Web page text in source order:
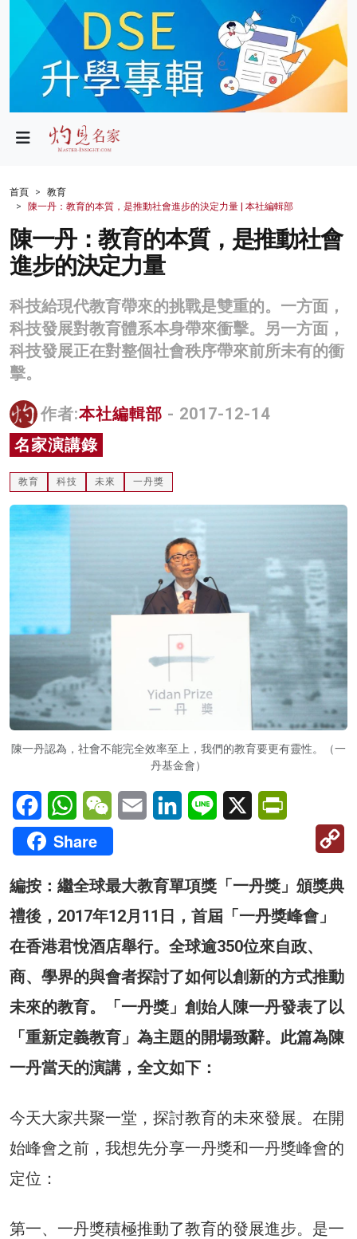
政局
財經
生活
健康
商業
科技
影片
名家榜
灼見活動
關於我們
首頁
教育
陳一丹：教育的本質，是推動社會進步的決定力量 | 本社編輯部
陳一丹：教育的本質，是推動社會
進步的決定力量
科技給現代教育帶來的挑戰是雙重的。一方面，
科技發展對教育體系本身帶來衝擊。另一方面，
科技發展正在對整個社會秩序帶來前所未有的衝
擊。
作者:本社編輯部 - 2017-12-14
名家演講錄
教育 科技 未來 一丹獎
陳一丹認為，社會不能完全效率至上，我們的教育要更有靈性。（一
丹基金會）
FacebookWhatsAppWeChatEmail LinkedInLine X
Share
編按：繼全球最大教育單項獎「一丹獎」頒獎典
禮後，2017年12月11日，首屆「一丹獎峰會」
在香港君悅酒店舉行。全球逾350位來自政、
商、學界的與會者探討了如何以創新的方式推動
未來的教育。「一丹獎」創始人陳一丹發表了以
「重新定義教育」為主題的開場致辭。此篇為陳
一丹當天的演講，全文如下：
今天大家共聚一堂，探討教育的未來發展。在開
始峰會之前，我想先分享一丹獎和一丹獎峰會的
定位：
第一、一丹獎積極推動了教育的發展進步。是一